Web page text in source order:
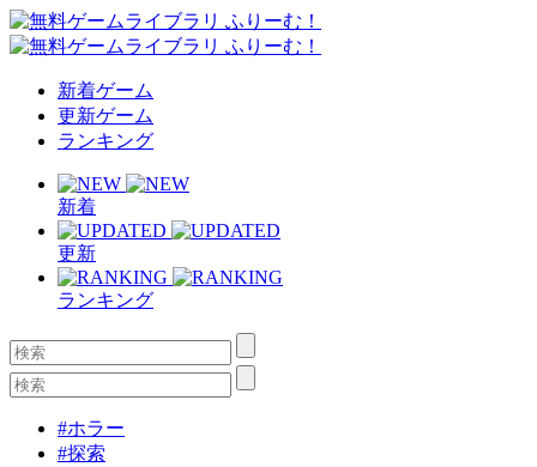
新着ゲーム
更新ゲーム
ランキング
新着
更新
ランキング
#ホラー
#探索